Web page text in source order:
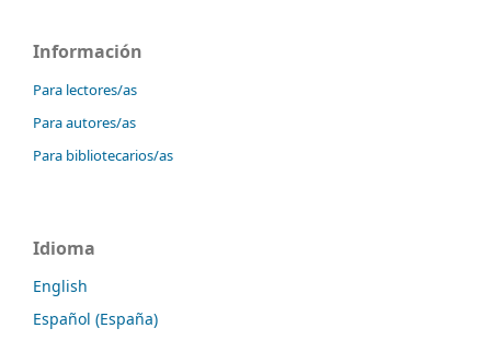
Información
Para lectores/as
Para autores/as
Para bibliotecarios/as
Idioma
English
Español (España)